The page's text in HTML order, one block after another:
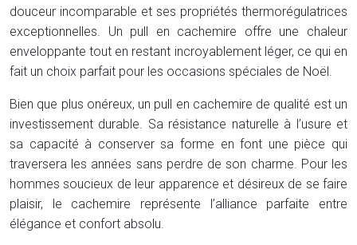
douceur incomparable et ses propriétés thermorégulatrices
exceptionnelles. Un pull en cachemire offre une chaleur
enveloppante tout en restant incroyablement léger, ce qui en
fait un choix parfait pour les occasions spéciales de Noël.
Bien que plus onéreux, un pull en cachemire de qualité est un
investissement durable. Sa résistance naturelle à l’usure et
sa capacité à conserver sa forme en font une pièce qui
traversera les années sans perdre de son charme. Pour les
hommes soucieux de leur apparence et désireux de se faire
plaisir, le cachemire représente l’alliance parfaite entre
élégance et confort absolu.